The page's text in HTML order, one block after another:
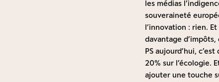
les médias
souveraineté
l’innovation : rien.
davantage
PS aujourd’hui,
20% sur l’écologie.
ajouter une touche